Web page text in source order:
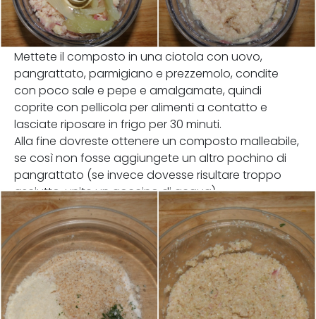
Mettete il composto in una ciotola con uovo,
pangrattato, parmigiano e prezzemolo, condite
con poco sale e pepe e amalgamate, quindi
coprite con pellicola per alimenti a contatto e
lasciate riposare in frigo per 30 minuti.
Alla fine dovreste ottenere un composto malleabile,
se così non fosse aggiungete un altro pochino di
pangrattato (se invece dovesse risultare troppo
asciutto, unite un goccino di acqua).